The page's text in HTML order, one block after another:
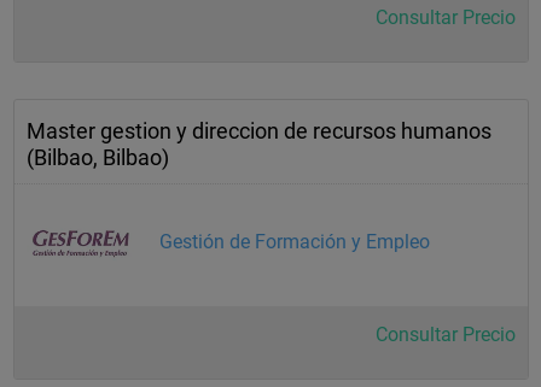
Consultar Precio
Master gestion y direccion de recursos humanos
(Bilbao, Bilbao)
Gestión de Formación y Empleo
Consultar Precio